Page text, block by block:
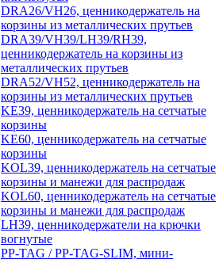
DRA26/VH26, ценникодержатель на
корзины из металлических прутьев
DRA39/VH39/LH39/RH39,
ценникодержатель на корзины из
металлических прутьев
DRA52/VH52, ценникодержатель на
корзины из металлических прутьев
KE39, ценникодержатель на сетчатые
корзины
KE60, ценникодержатель на сетчатые
корзины
KOL39, ценникодержатель на сетчатые
корзины и манежи для распродаж
KOL60, ценникодержатель на сетчатые
корзины и манежи для распродаж
LH39, ценникодержатели на крючки
вогнутые
PP-TAG / PP-TAG-SLIM, мини-